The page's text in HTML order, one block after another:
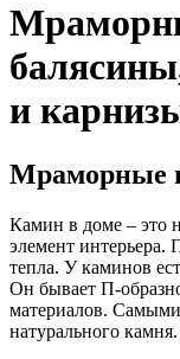
и
Мраморные
Камин в доме – это
элемент интерьера.
тепла. У каминов
Он бывает П-
материалов.
натурального